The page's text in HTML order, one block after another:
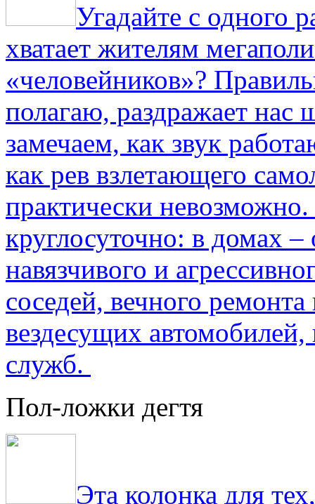
Угадайте с одного
хватает жителям
«человейников»?
полагаю, раздражает нас
замечаем, как звук
как рев взлетающего
практически
круглосуточно: в домах
навязчивого и
соседей, вечного
вездесущих
служб.
Пол-ложки дегтя
Эта колонка для